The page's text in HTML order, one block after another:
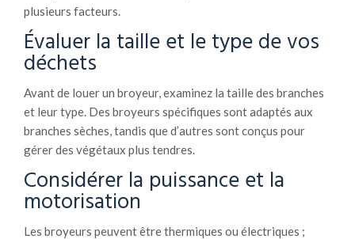
plusieurs facteurs.
Évaluer la taille et le type de vos
déchets
Avant de louer un broyeur, examinez la taille des branches
et leur type. Des broyeurs spécifiques sont adaptés aux
branches sèches, tandis que d’autres sont conçus pour
gérer des végétaux plus tendres.
Considérer la puissance et la
motorisation
Les broyeurs peuvent être thermiques ou électriques ;